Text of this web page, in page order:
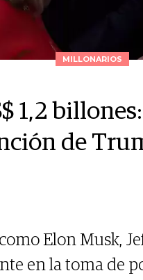
MILLONARIOS
1,2
de
Elon Musk,
en la toma de